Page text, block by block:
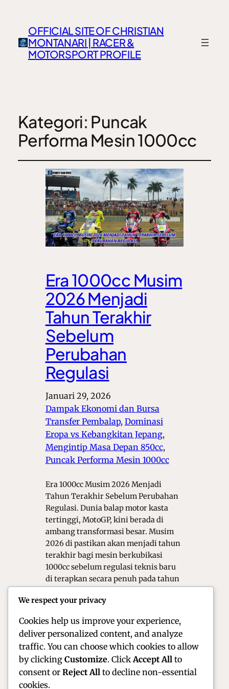
OFFICIAL SITE OF CHRISTIAN
MONTANARI | RACER &
MOTORSPORT PROFILE
Kategori: Puncak
Performa Mesin 1000cc
Era 1000cc Musim
2026 Menjadi
Tahun Terakhir
Sebelum
Perubahan
Regulasi
Januari 29, 2026
Dampak Ekonomi dan Bursa
Transfer Pembalap, Dominasi
Eropa vs Kebangkitan Jepang ,
Mengintip Masa Depan 850cc ,
Puncak Performa Mesin 1000cc
Era 1000cc Musim 2026 Menjadi
Tahun Terakhir Sebelum Perubahan
Regulasi. Dunia balap motor kasta
tertinggi, MotoGP, kini berada di
ambang transformasi besar. Musim
2026 di pastikan akan menjadi tahun
terakhir bagi mesin berkubikasi
1000cc sebelum regulasi teknis baru
di terapkan secara penuh pada tahun
pergantian angka di atas kertas,
We respect your privacy
Cookies help us improve your experience,
deliver personalized content, and analyze
traffic. You can choose which cookies to allow
by clicking Customize. Click Accept All to
consent or Reject All to decline non-essential
cookies.